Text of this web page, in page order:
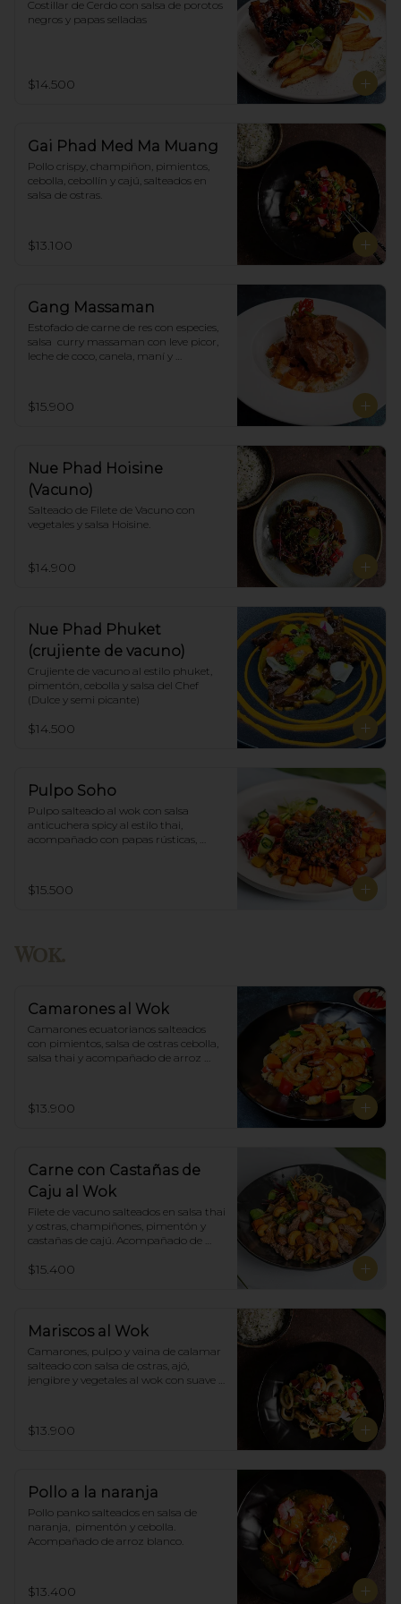
Costillar de Cerdo con salsa de porotos
negros y papas selladas
$14.500
Gai Phad Med Ma Muang
Pollo crispy, champiñon, pimientos,
cebolla, cebollín y cajú, salteados en
salsa de ostras.
$13.100
Gang Massaman
Estofado de carne de res con especies,
salsa  curry massaman con leve picor,
leche de coco, canela, maní y
$15.900
Nue Phad Hoisine
(Vacuno)
Salteado de Filete de Vacuno con
vegetales y salsa Hoisine.
$14.900
Nue Phad Phuket
(crujiente de vacuno)
Crujiente de vacuno al estilo phuket,
pimentón, cebolla y salsa del Chef
(Dulce y semi picante)
$14.500
Pulpo Soho
Pulpo salteado al wok con salsa
anticuchera spicy al estilo thai,
acompañado con papas rústicas,
$15.500
Camarones al Wok
Camarones ecuatorianos salteados
con pimientos, salsa de ostras cebolla,
salsa thai y acompañado de arroz
$13.900
Carne con Castañas de
Caju al Wok
Filete de vacuno salteados en salsa thai
y ostras, champiñones, pimentón y
castañas de cajú. Acompañado de
$15.400
Mariscos al Wok
Camarones, pulpo y vaina de calamar
salteado con salsa de ostras, ajó,
jengibre y vegetales al wok con suave
$13.900
Pollo a la naranja
Pollo panko salteados en salsa de
naranja,  pimentón y cebolla.
Acompañado de arroz blanco.
$13.400